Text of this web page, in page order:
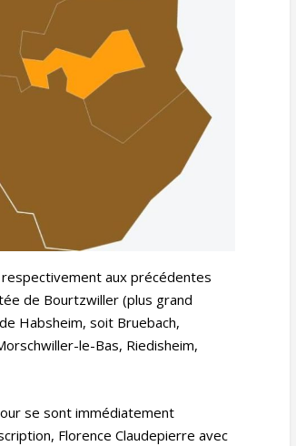
aux précédentes
de Bourtzwiller (plus grand
Habsheim, soit Bruebach,
le-Bas, Riedisheim,
se sont immédiatement
Florence Claudepierre avec